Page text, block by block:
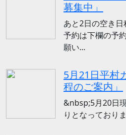
募集中」
あと2日の空き
予約は下欄の予
願い...
5月21日平村
程のご案内」
&nbsp;5月20日
りとなっており